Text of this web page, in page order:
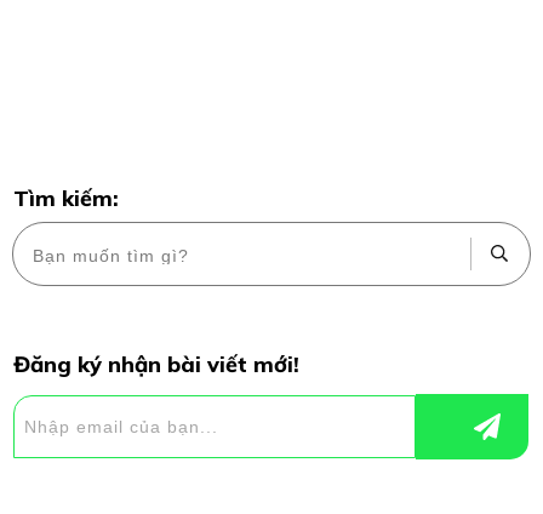
Tìm kiếm:
Đăng ký nhận bài viết mới!